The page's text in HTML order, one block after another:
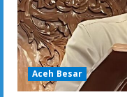
Aceh Besar